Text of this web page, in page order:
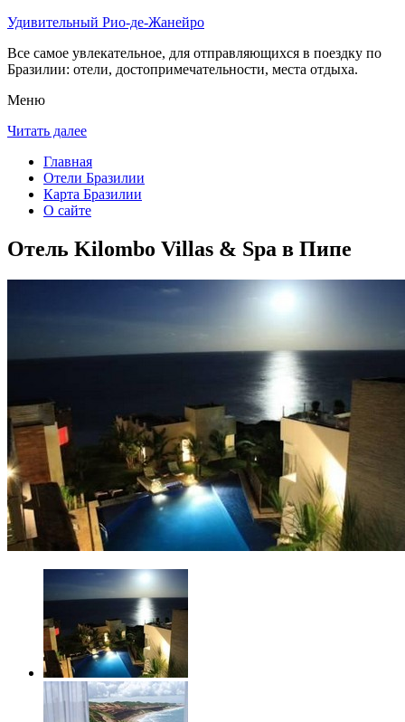
Удивительный Рио-де-Жанейро
Все самое увлекательное, для отправляющихся в поездку по
Бразилии: отели, достопримечательности, места отдыха.
Меню
Читать далее
Главная
Отели Бразилии
Карта Бразилии
О сайте
Отель Kilombo Villas & Spa в Пипе